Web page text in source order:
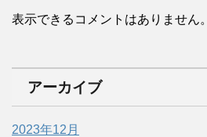
表示できるコメントはありません。
アーカイブ
2023年12月